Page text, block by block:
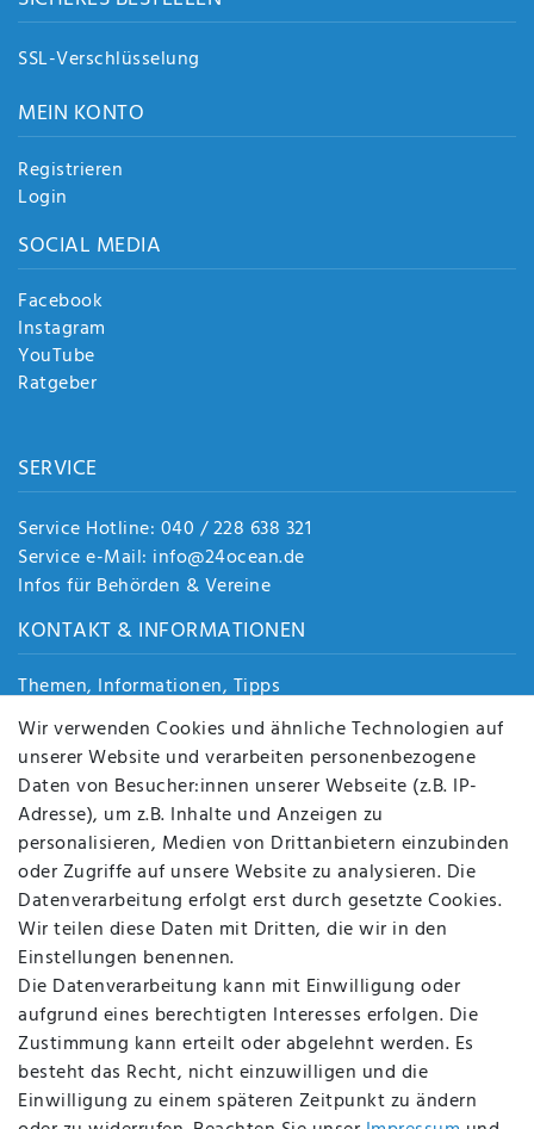
SSL-Verschlüsselung
MEIN KONTO
Registrieren
Login
SOCIAL MEDIA
Facebook
Instagram
YouTube
Ratgeber
SERVICE
Service Hotline: 040 / 228 638 321
Service e-Mail: info@24ocean.de
Infos für Behörden & Vereine
KONTAKT & INFORMATIONEN
Themen, Informationen, Tipps
Jobs
Über uns
Kontakt
Datenschutz
AGB
FAQ
Batterieentsorgung
Altölverordnung
Impressum
BEQUEM UND SICHER BEZAHLEN MIT
Wir verwenden Cookies und ähnliche Technologien auf
unserer Website und verarbeiten personenbezogene
Daten von Besucher:innen unserer Webseite (z.B. IP-
Adresse), um z.B. Inhalte und Anzeigen zu
personalisieren, Medien von Drittanbietern einzubinden
oder Zugriffe auf unsere Website zu analysieren. Die
Datenverarbeitung erfolgt erst durch gesetzte Cookies.
Wir teilen diese Daten mit Dritten, die wir in den
Einstellungen benennen.
Die Datenverarbeitung kann mit Einwilligung oder
aufgrund eines berechtigten Interesses erfolgen. Die
Zustimmung kann erteilt oder abgelehnt werden. Es
besteht das Recht, nicht einzuwilligen und die
Einwilligung zu einem späteren Zeitpunkt zu ändern